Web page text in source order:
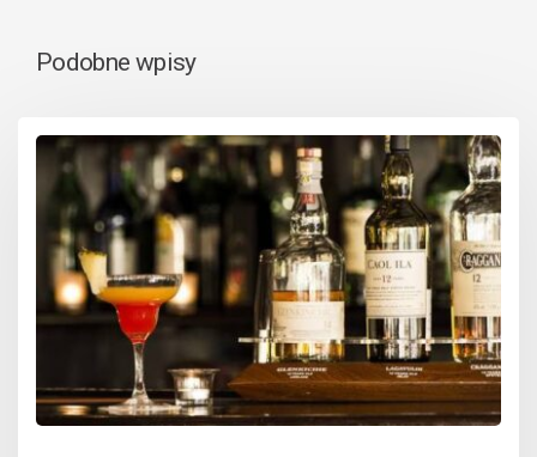
Podobne wpisy